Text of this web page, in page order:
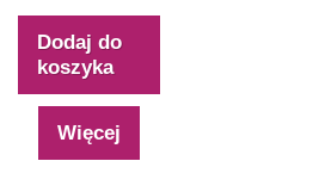
Dodaj do
koszyka
Więcej